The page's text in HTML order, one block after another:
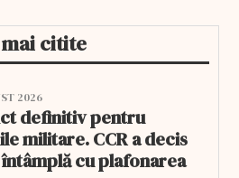
citite
2026
definitiv pentru
militare. CCR a decis
cu plafonarea